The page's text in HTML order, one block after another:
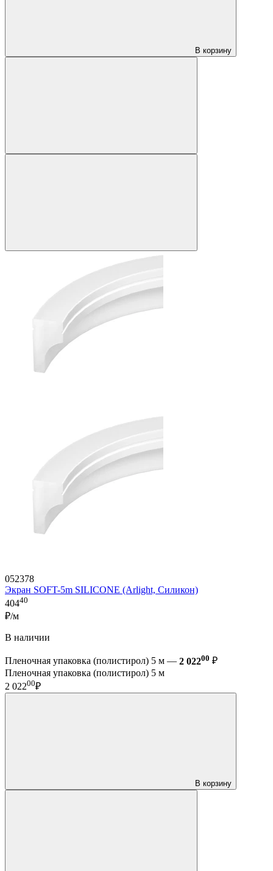
В корзину
052378
Экран SOFT-5m SILICONE (Arlight, Силикон)
40440
₽/м
В наличии
Пленочная упаковка (полистирол) 5 м — 2 02200 ₽
Пленочная упаковка (полистирол) 5 м
2 02200₽
В корзину